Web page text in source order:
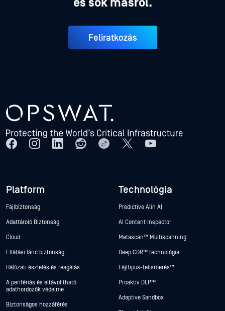
és sok másról.
Feliratkozás
Platform
Fájlbiztonság
Adattároló Biztonság
Cloud
Ellátási lánc biztonság
Hálózati észlelés és reagálás
A perifériás és eltávolítható
adathordozók védelme
Biztonságos hozzáférés
Technológia
Predictive Alin AI
AI Content Inspector
Metascan™ Multiscanning
Deep CDR™ technológia
Fájltípus-felismerés™
Proaktív DLP™
Adaptive Sandbox